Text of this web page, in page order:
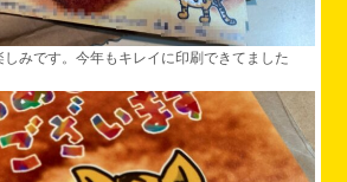
みです。今年もキレイに印刷できてました